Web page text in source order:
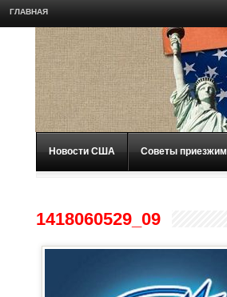
ГЛАВНАЯ
Новости США Советы приезжим
1418060529_09